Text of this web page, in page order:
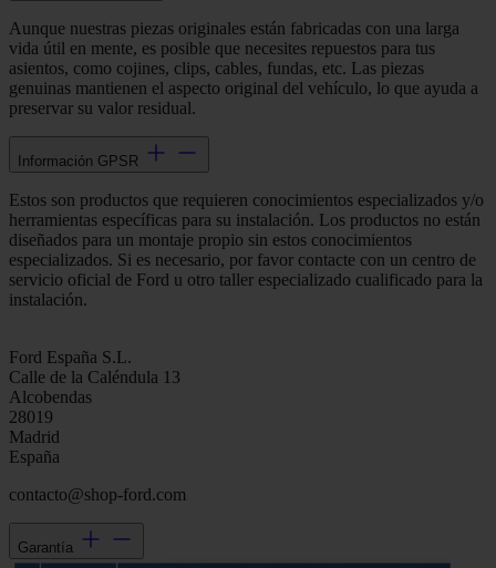
Aunque nuestras piezas originales están fabricadas con una larga
vida útil en mente, es posible que necesites repuestos para tus
asientos, como cojines, clips, cables, fundas, etc. Las piezas
genuinas mantienen el aspecto original del vehículo, lo que ayuda a
preservar su valor residual.
Información GPSR
Estos son productos que requieren conocimientos especializados y/o
herramientas específicas para su instalación. Los productos no están
diseñados para un montaje propio sin estos conocimientos
especializados. Si es necesario, por favor contacte con un centro de
servicio oficial de Ford u otro taller especializado cualificado para la
instalación.
Ford España S.L.
Calle de la Caléndula 13
Alcobendas
28019
Madrid
España
contacto@shop-ford.com
Garantía